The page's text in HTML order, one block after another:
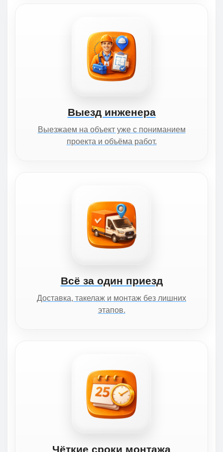
Выезд инженера
Выезжаем на объект уже с пониманием
проекта и объёма работ.
Всё за один приезд
Доставка, такелаж и монтаж без лишних
этапов.
Чёткие сроки монтажа